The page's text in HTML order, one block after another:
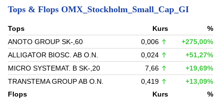
Tops & Flops OMX_Stockholm_Small_Cap_GI
Tops Kurs
%
ANOTO GROUP SK-,60
0,006
+275,00%
ALLIGATOR BIOSC. AB O.N.
0,024
+51,27%
MICRO SYSTEMAT. B SK-,20
7,66
+19,69%
TRANSTEMA GROUP AB O.N.
0,419
+13,09%
Flops
Kurs
%